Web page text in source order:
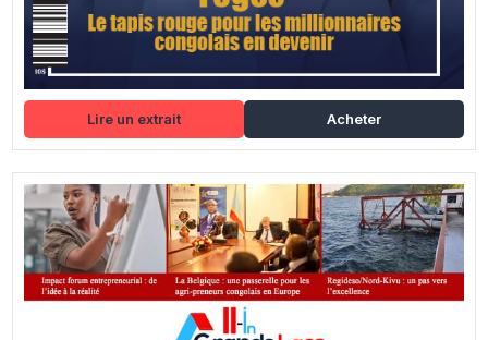
Lire un extrait Acheter